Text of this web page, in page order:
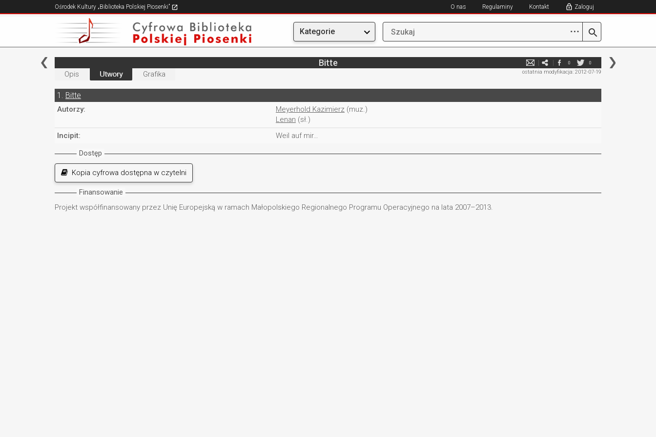
Ośrodek Kultury „Biblioteka Polskiej Piosenki” O nas Regulaminy Kontakt Zaloguj
Kategorie ⋯
Bitte 0 0
ostatnia modyfikacja: 2012-07-19
Opis Utwory Grafika
1. Bitte
Autorzy: Meyerhold Kazimierz (muz.)
Lenan (sł.)
Incipit:
Weil auf mir…
Dostęp
Kopia cyfrowa dostępna w czytelni
Finansowanie
Projekt współfinansowany przez Unię Europejską w ramach Małopolskiego Regionalnego Programu Operacyjnego na lata 2007–2013.